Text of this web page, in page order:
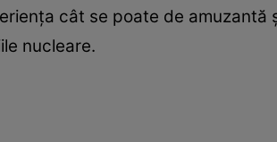
cât se poate de amuzantă
nucleare.